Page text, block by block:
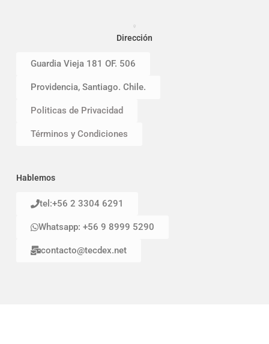
Dirección
Guardia Vieja 181 OF. 506
Providencia, Santiago. Chile.
Politicas de Privacidad
Términos y Condiciones
Hablemos
tel:+56 2 3304 6291
Whatsapp: +56 9 8999 5290
contacto@tecdex.net